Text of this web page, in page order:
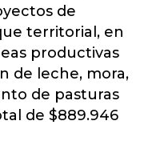
de
territorial, en
productivas
de leche, mora,
de pasturas
de $889.946